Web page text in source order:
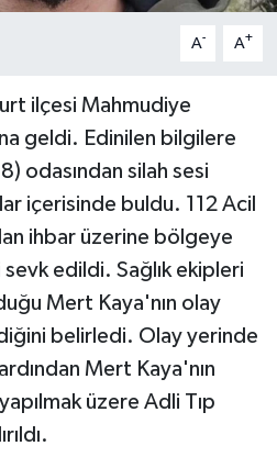
A- A+
ilçesi Mahmudiye
geldi. Edinilen bilgilere
odasından silah sesi
içerisinde buldu. 112 Acil
ihbar üzerine bölgeye
edildi. Sağlık ekipleri
Mert Kaya'nın olay
belirledi. Olay yerinde
Mert Kaya'nın
üzere Adli Tıp